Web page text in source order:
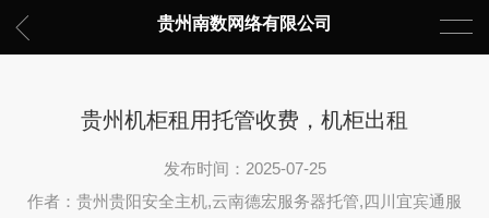
贵州南数网络有限公司
贵州机柜租用托管收费，机柜出租
发布时间：2025-07-25
作者：贵州贵阳安全主机,云南德宏服务器托管,四川宜宾通服